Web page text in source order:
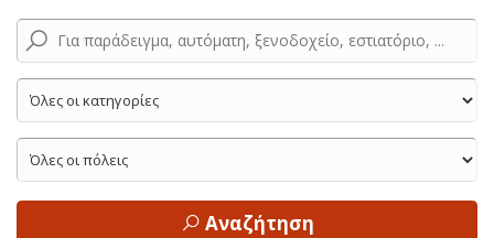
Αναζήτηση